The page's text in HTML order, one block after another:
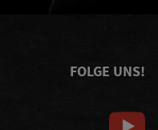
FOLGE UNS!